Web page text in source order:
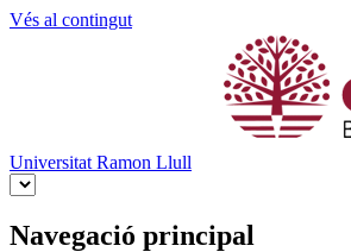
Vés al contingut
Universitat Ramon Llull
Navegació principal